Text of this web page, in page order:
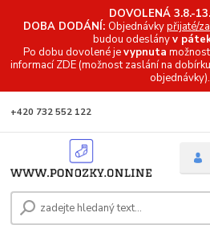
DOVOLENÁ 3.8.-
DOBA DODÁNÍ: Objednávkypřijaté/
budou odeslányv
Po dobu dovolené jevypnuta
informacíZDE (možnost zaslání na
objednávky).
+420 732 552 122